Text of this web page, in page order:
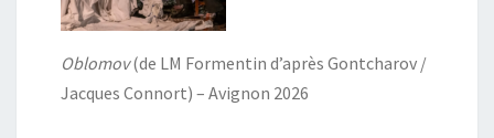
Oblomov(de LM Formentin d’après Gontcharov /
Jacques Connort) – Avignon 2026